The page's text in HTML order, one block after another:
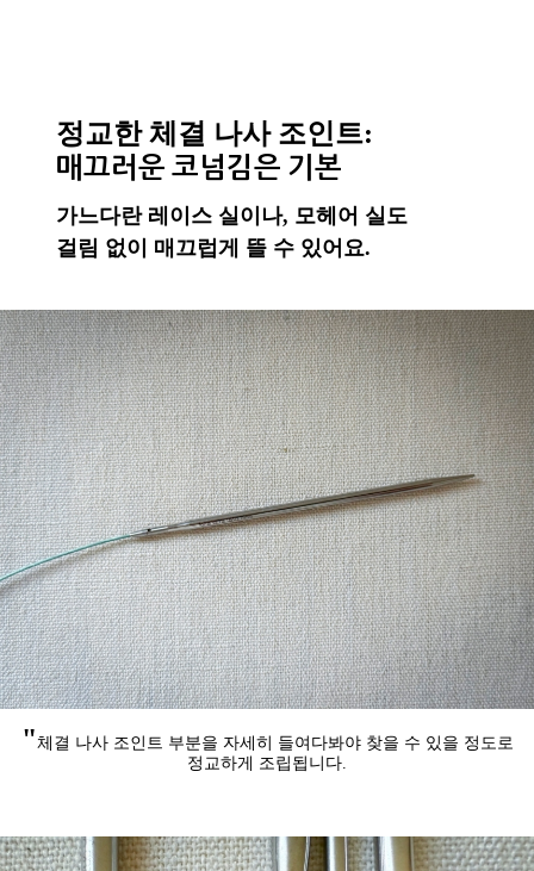
정교한 체결 나사 조인트:
매끄러운 코넘김은 기본
가느다란 레이스 실이나, 모헤어 실도
걸림 없이 매끄럽게 뜰 수 있어요.
"체결 나사 조인트 부분을 자세히 들여다봐야 찾을 수 있을 정도로
정교하게 조립됩니다.